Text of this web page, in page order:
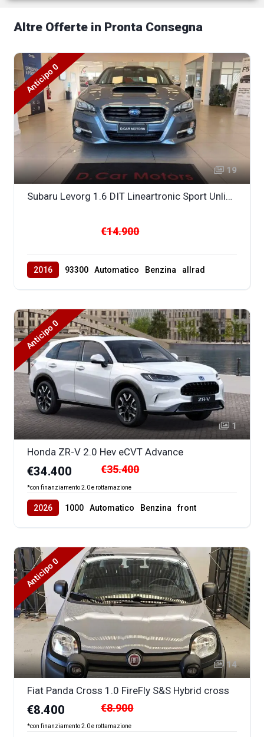
Altre Offerte in Pronta Consegna
Anticipo 0
19
Subaru Levorg 1.6 DIT Lineartronic Sport Unlimited
€14.900
2016 93300 Automatico Benzina allrad
Anticipo 0
1
Honda ZR-V 2.0 Hev eCVT Advance
€34.400
*con finanziamento 2.0 e rottamazione
€35.400
2026 1000 Automatico Benzina front
Anticipo 0
14
Fiat Panda Cross 1.0 FireFly S&S Hybrid cross
€8.400
*con finanziamento 2.0 e rottamazione
€8.900